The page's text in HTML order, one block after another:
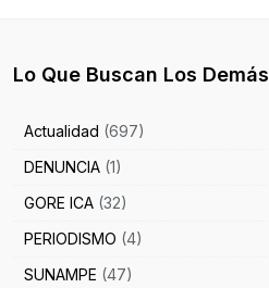
Lo Que Buscan Los Demás
Actualidad (697)
DENUNCIA (1)
GORE ICA (32)
PERIODISMO (4)
SUNAMPE (47)